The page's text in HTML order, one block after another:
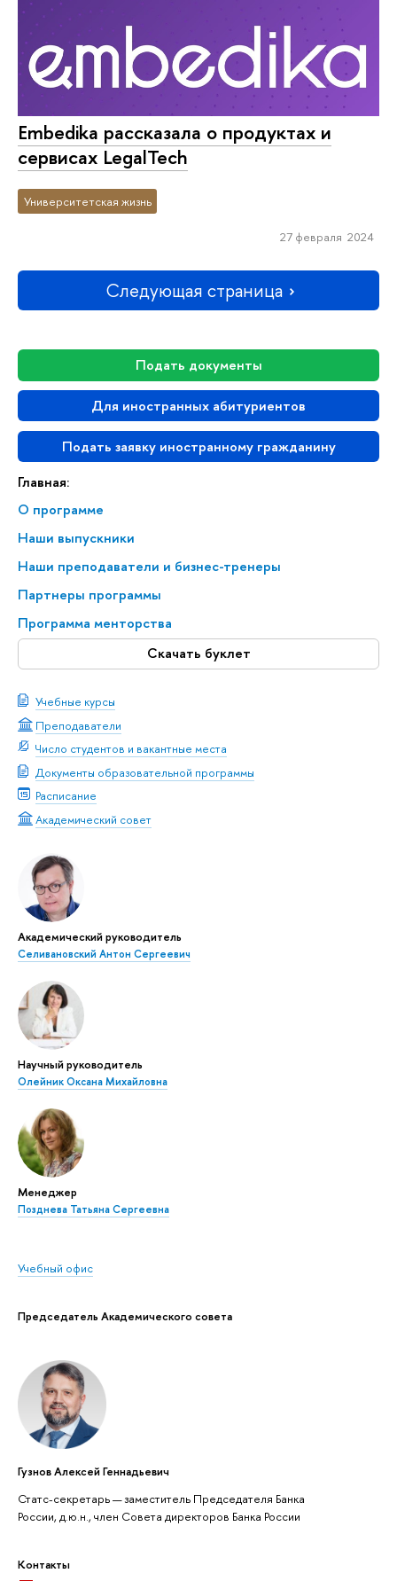
Подать документы
Для иностранных абитуриентов
Подать заявку иностранному гражданину
Главная:
О программе
Наши выпускники
Наши преподаватели и бизнес-тренеры
Партнеры программы
Программа менторства
Скачать буклет
Учебные курсы
Преподаватели
Число студентов и вакантные места
Документы образовательной программы
Расписание
Академический совет
Академический руководитель
Селивановский Антон Сергеевич
Научный руководитель
Олейник Оксана Михайловна
Менеджер
Позднева Татьяна Сергеевна
Учебный офис
Председатель Академического совета
Гузнов Алексей Геннадьевич
Статс-секретарь — заместитель Председателя Банка
России, д.ю.н., член Совета директоров Банка России
Контакты
Embedika рассказала о продуктах и
сервисах LegalTech
Университетская жизнь
27 февраля 2024
Следующая страница